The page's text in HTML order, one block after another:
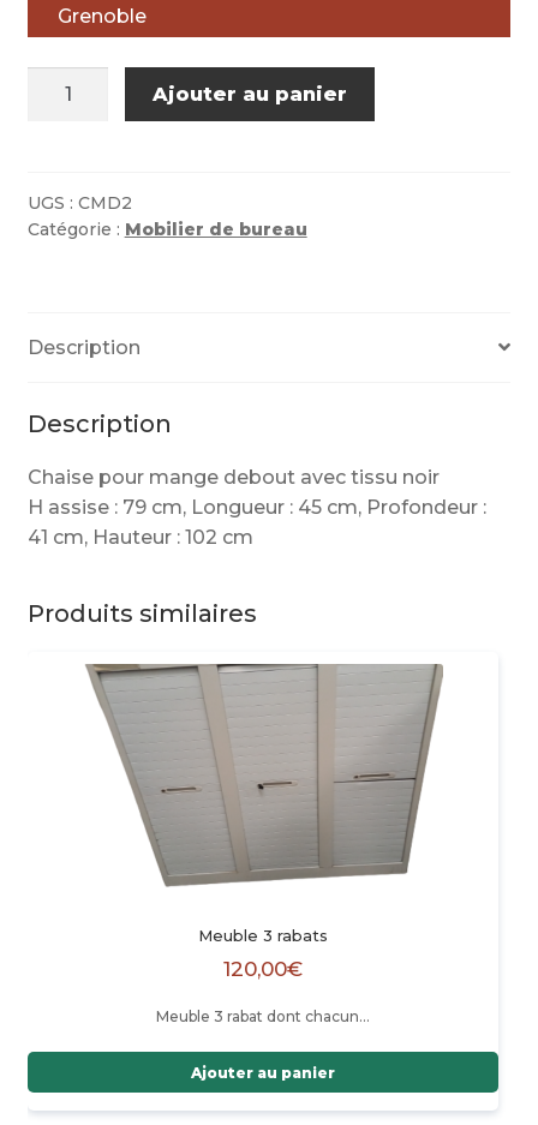
Grenoble
quantité
Mange
Debout
Ajouter au panier
UGS : CMD2
Catégorie : Mobilier de bureau
Description
Description
Chaise pour mange debout avec tissu noir
H assise : 79 cm, Longueur : 45 cm, Profondeur :
41 cm, Hauteur : 102 cm
Produits similaires
Meuble 3 rabats
120,00€
Meuble 3 rabat dont chacun…
Ajouter au panier